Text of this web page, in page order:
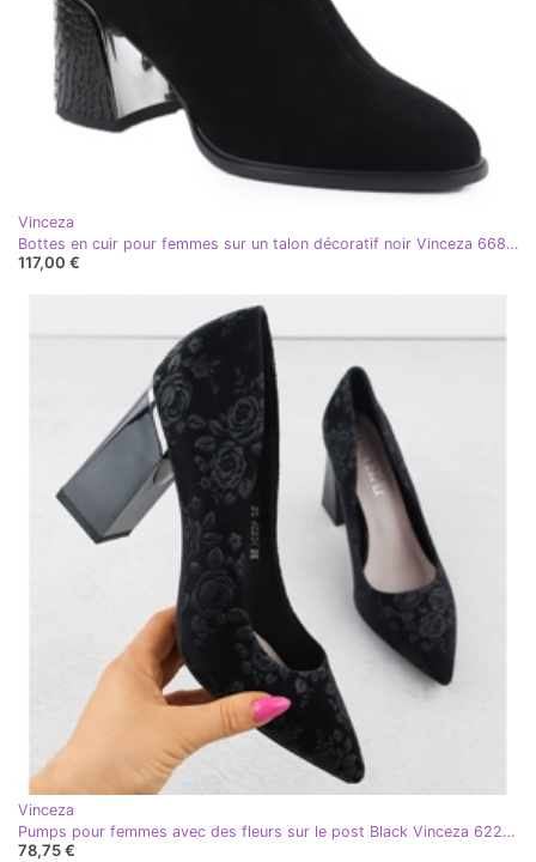
Vinceza
Bottes en cuir pour femmes sur un talon décoratif noir Vinceza 66801
117,00 €
Vinceza
Pumps pour femmes avec des fleurs sur le post Black Vinceza 62254 noir
78,75 €